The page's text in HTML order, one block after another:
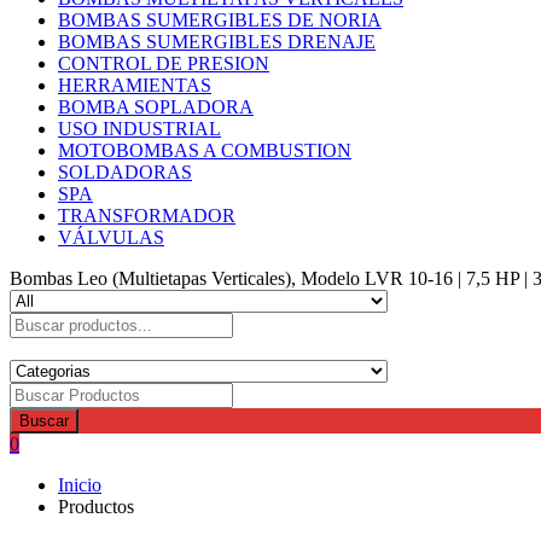
BOMBAS SUMERGIBLES DE NORIA
BOMBAS SUMERGIBLES DRENAJE
CONTROL DE PRESION
HERRAMIENTAS
BOMBA SOPLADORA
USO INDUSTRIAL
MOTOBOMBAS A COMBUSTION
SOLDADORAS
SPA
TRANSFORMADOR
VÁLVULAS
Bombas Leo (Multietapas Verticales), Modelo LVR 10-16 | 7,5 HP |
Buscar
0
Inicio
Productos